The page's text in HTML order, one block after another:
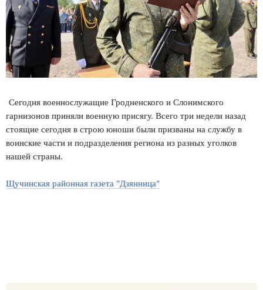
Сегодня военнослужащие Гродненского и Слонимского
гарнизонов приняли военную присягу. Всего три недели назад
стоящие сегодня в строю юноши были призваны на службу в
воинские части и подразделения региона из разных уголков
нашей страны.
Щучинская районная газета "Дзянница"